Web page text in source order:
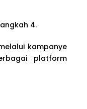
4.
kampanye
platform